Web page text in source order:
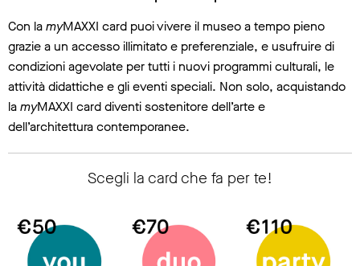
Con lamyMAXXI card puoi vivere il museo a tempo pieno
grazie a un accesso illimitato e preferenziale, e usufruire di
condizioni agevolate per tutti i nuovi programmi culturali, le
attività didattiche e gli eventi speciali. Non solo, acquistando
lamyMAXXI card diventi sostenitore dell’arte e
dell’architettura contemporanee.
Scegli la card che fa per te!